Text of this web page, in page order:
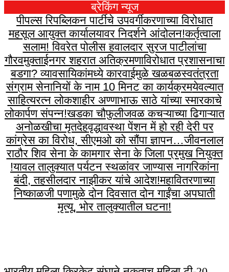
ब्रेकिंग न्यूज
पीपल्स रिपब्लिकन पार्टीचे उपवर्गीकरणाच्या विरोधात
महसूल आयुक्त कार्यालयावर निदर्शने आंदोलन!कर्तृत्वाला
सलाम! विवरेत पोलीस हवालदार सुरज पाटीलांचा
गौरवमुक्ताईनगर शहरात अतिक्रमणाविरोधात प्रशासनाचा
बडगा? व्यावसायिकांमध्ये कारवाईमुळे खळबळस्वतंत्रता
संग्राम सेनानियों के नाम 10 मिनट का कार्यक्रमयेवल्यात
साहित्यरत्न लोकशाहीर अण्णाभाऊ साठे यांच्या स्मारकाचे
लोकार्पण संपन्न!खडका चौफुलीजवळ कचऱ्याच्या ढिगाऱ्यात
अनोळखीचा मृतदेहवृद्धावस्था पेंशन में हो रही देरी पर
कांग्रेस का विरोध, सीएमओ को सौंपा ज्ञापन…जीवनलाल
राठौर शिव सेना के कामगार सेना के जिला प्रमुख नियुक्त
!यावल तालुक्यात पर्यटन स्थळांवर जाण्यास नागरिकांना
बंदी, तहसीलदार नाझीकर यांचे आदेश!महावितरणाच्या
निष्काळजी पणामुळे दोन दिवसात दोन गाईंचा अपघाती
मृत्यू, भोर तालुक्यातील घटना!